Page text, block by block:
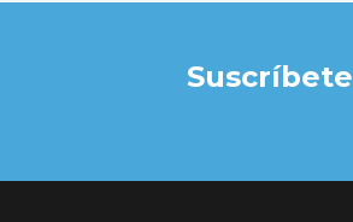
Suscríbete